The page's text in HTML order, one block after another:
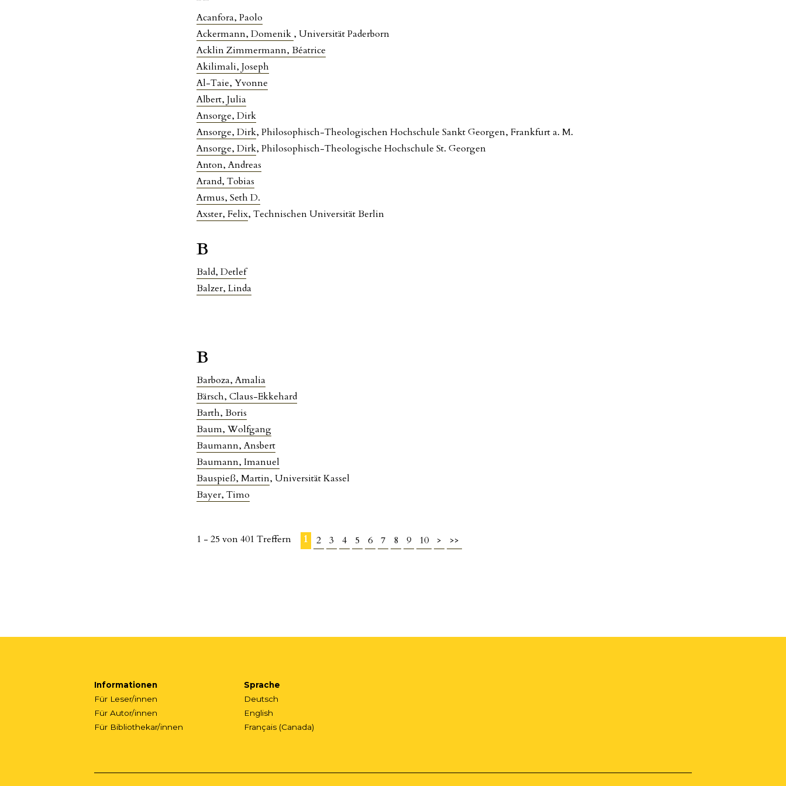
Acanfora, Paolo
Ackermann, Domenik , Universität Paderborn
Acklin Zimmermann, Béatrice
Akilimali, Joseph
Al-Taie, Yvonne
Albert, Julia
Ansorge, Dirk
Ansorge, Dirk, Philosophisch-Theologischen Hochschule Sankt Georgen, Frankfurt a. M.
Ansorge, Dirk, Philosophisch-Theologische Hochschule St. Georgen
Anton, Andreas
Arand, Tobias
Armus, Seth D.
Axster, Felix, Technischen Universität Berlin
B
Bald, Detlef
Balzer, Linda
B
Barboza, Amalia
Bärsch, Claus-Ekkehard
Barth, Boris
Baum, Wolfgang
Baumann, Ansbert
Baumann, Imanuel
Bauspieß, Martin, Universität Kassel
Bayer, Timo
1 - 25 von 401 Treffern 1 2 3 4 5 6 7 8 9 10 > >>
Informationen
Für Leser/innen
Für Autor/innen
Für Bibliothekar/innen
Sprache
Deutsch
English
Français (Canada)